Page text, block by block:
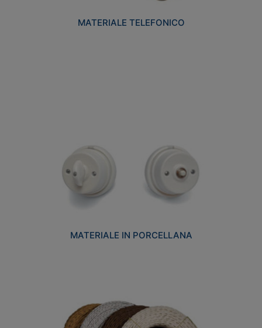
MATERIALE TELEFONICO
MATERIALE IN PORCELLANA